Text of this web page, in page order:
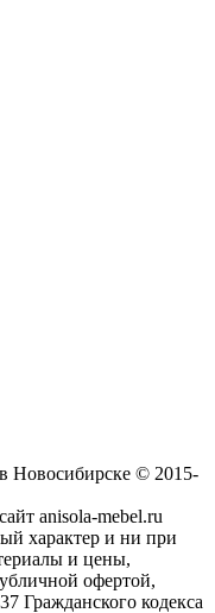
Новосибирске © 2015-
anisola-mebel.ru
характер и ни при
и цены,
офертой,
Гражданского кодекса